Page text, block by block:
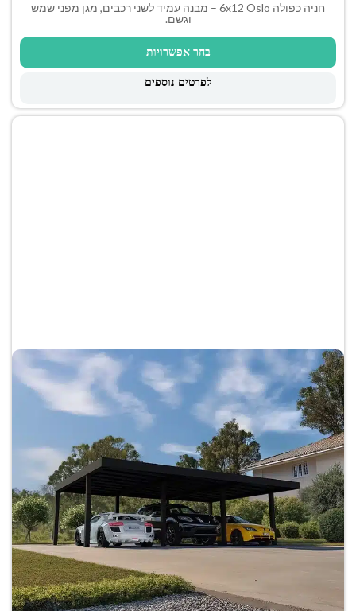
חניה כפולה ‎6x12‎ Oslo – מבנה עמיד לשני רכבים, מגן מפני שמש
וגשם.
בחר אפשרויות
לפרטים נוספים